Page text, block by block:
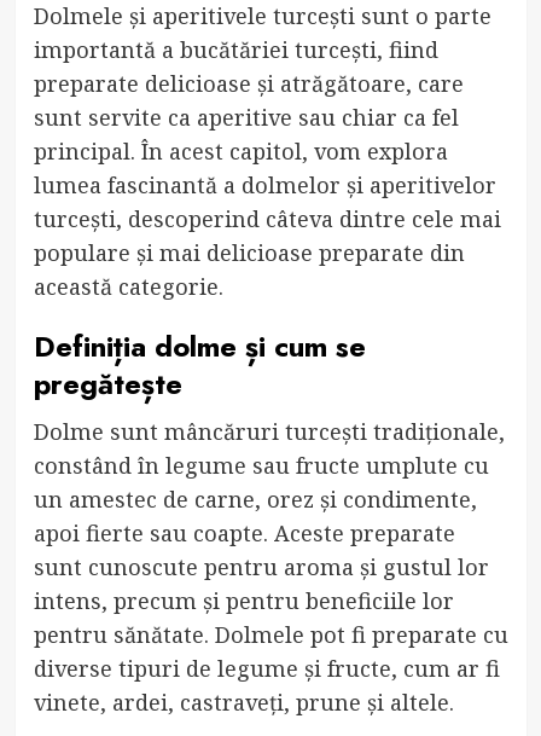
Dolmele și aperitivele turcești sunt o parte
importantă a bucătăriei turcești, fiind
preparate delicioase și atrăgătoare, care
sunt servite ca aperitive sau chiar ca fel
principal. În acest capitol, vom explora
lumea fascinantă a dolmelor și aperitivelor
turcești, descoperind câteva dintre cele mai
populare și mai delicioase preparate din
această categorie.
Definiția dolme și cum se
pregătește
Dolme sunt mâncăruri turcești tradiționale,
constând în legume sau fructe umplute cu
un amestec de carne, orez și condimente,
apoi fierte sau coapte. Aceste preparate
sunt cunoscute pentru aroma și gustul lor
intens, precum și pentru beneficiile lor
pentru sănătate. Dolmele pot fi preparate cu
diverse tipuri de legume și fructe, cum ar fi
vinete, ardei, castraveți, prune și altele.